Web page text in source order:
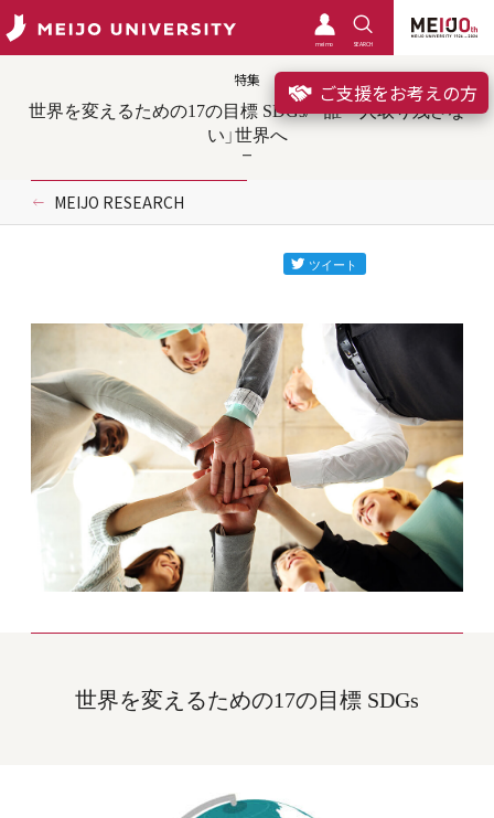
meimo SEARCH
ご支援をお考えの方
特集
世界を変えるための17の目標 SDGs/ 「誰一人取り残さな
い」世界へ
MEIJO RESEARCH
世界を変えるための17の目標 SDGs